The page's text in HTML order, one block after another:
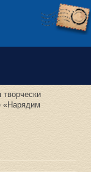
«Нарядим